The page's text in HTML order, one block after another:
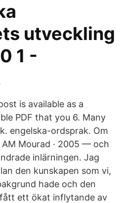
utveckling
1 -
is available as a
PDF that you 6. Many
engelska-ordsprak. Om
Mourad · 2005 — och
inlärningen. Jag
den kunskapen som vi,
hade och den
ett ökat inflytande av